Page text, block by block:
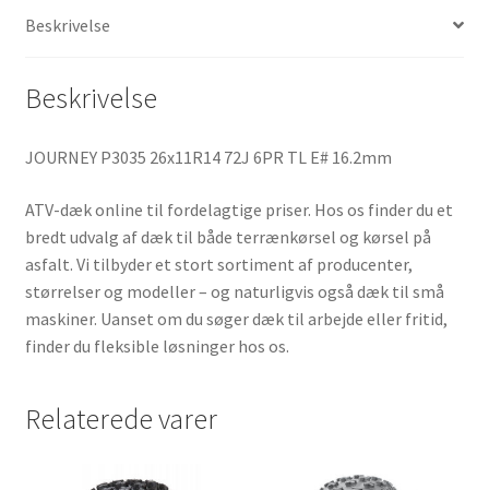
o
k
r
p
p
Beskrivelse
Beskrivelse
JOURNEY P3035 26x11R14 72J 6PR TL E# 16.2mm
ATV-dæk online til fordelagtige priser. Hos os finder du et
bredt udvalg af dæk til både terrænkørsel og kørsel på
asfalt. Vi tilbyder et stort sortiment af producenter,
størrelser og modeller – og naturligvis også dæk til små
maskiner. Uanset om du søger dæk til arbejde eller fritid,
finder du fleksible løsninger hos os.
Relaterede varer